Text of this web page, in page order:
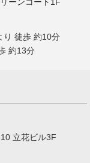
り 徒歩 約10分
約13分
立花ビル3F